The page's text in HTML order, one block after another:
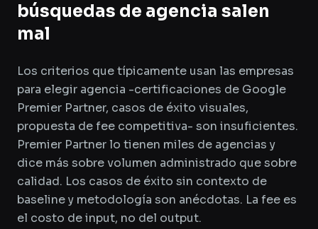
búsquedas de agencia salen
mal
Los criterios que típicamente usan las empresas
para elegir agencia -certificaciones de Google
Premier Partner, casos de éxito visuales,
propuesta de fee competitiva- son insuficientes.
Premier Partner lo tienen miles de agencias y
dice más sobre volumen administrado que sobre
calidad. Los casos de éxito sin contexto de
baseline y metodología son anécdotas. La fee es
el costo de input, no del output.